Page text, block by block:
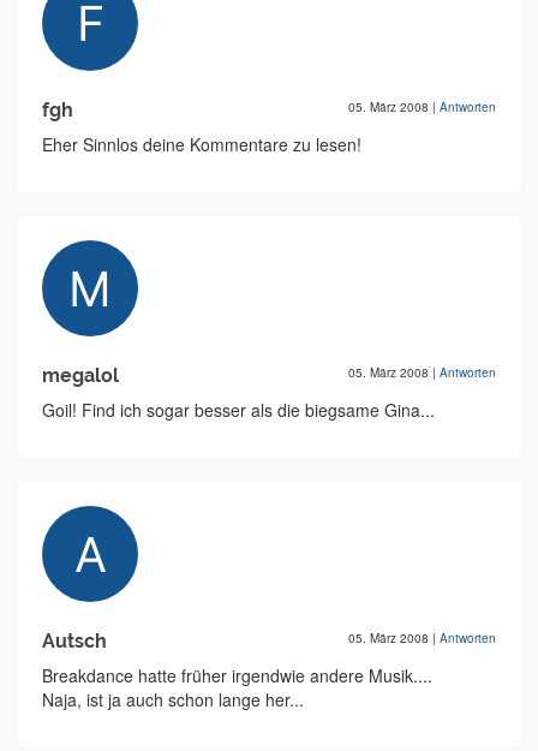
fgh 05. März 2008 | Antworten
Eher Sinnlos deine Kommentare zu lesen!
megalol 05. März 2008 | Antworten
Goil! Find ich sogar besser als die biegsame Gina...
Autsch 05. März 2008 | Antworten
Breakdance hatte früher irgendwie andere Musik....
Naja, ist ja auch schon lange her...